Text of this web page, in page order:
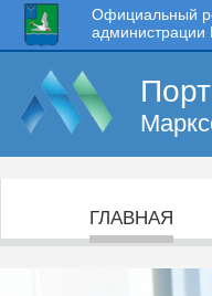
Официальный
администрации
ГЛАВНАЯ